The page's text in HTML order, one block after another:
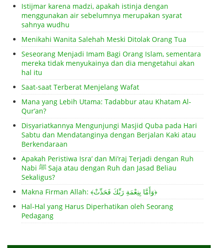
Istijmar karena madzi, apakah istinja dengan
menggunakan air sebelumnya merupakan syarat
sahnya wudhu
Menikahi Wanita Salehah Meski Ditolak Orang Tua
Seseorang Menjadi Imam Bagi Orang Islam, sementara
mereka tidak menyukainya dan dia mengetahui akan
hal itu
Saat-saat Terberat Menjelang Wafat
Mana yang Lebih Utama: Tadabbur atau Khatam Al-
Qur’an?
Disyariatkannya Mengunjungi Masjid Quba pada Hari
Sabtu dan Mendatanginya dengan Berjalan Kaki atau
Berkendaraan
Apakah Peristiwa Isra’ dan Mi’raj Terjadi dengan Ruh
Nabi ﷺ Saja atau dengan Ruh dan Jasad Beliau
Sekaligus?
Makna Firman Allah: ﴾وَأَمَّا بِنِعْمَةِ رَبِّكَ فَحَدِّثْ﴿
Hal-Hal yang Harus Diperhatikan oleh Seorang
Pedagang